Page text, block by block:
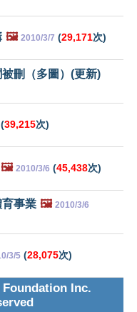
🖼️ 2010/3/7 (29,171次)
刪（多圖）(更新)
(39,215次)
🖼️ 2010/3/6 (45,438次)
事業 🖼️ 2010/3/6
3/5 (28,075次)
Inc.